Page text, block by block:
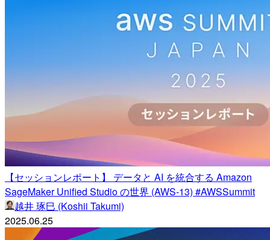
【セッションレポート】 データと AI を統合する Amazon
SageMaker Unified Studio の世界 (AWS-13) #AWSSummit
越井 琢巳 (Koshii Takumi)
2025.06.25